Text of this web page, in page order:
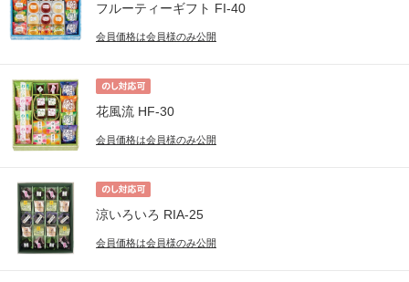
フルーティーギフト FI-40
会員価格は会員様のみ公開
花風流 HF-30
会員価格は会員様のみ公開
涼いろいろ RIA-25
会員価格は会員様のみ公開